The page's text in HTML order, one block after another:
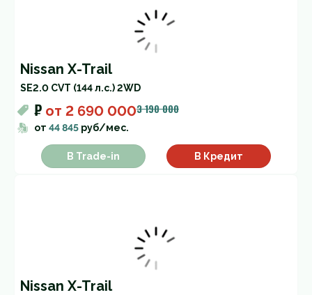
Nissan X-Trail
SE2.0 CVT (144 л.с.) 2WD
₽ от 2 690 0003 190 000
от 44 845 руб/мес.
В Trade-in В Кредит
Nissan X-Trail